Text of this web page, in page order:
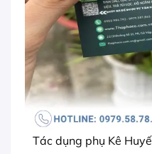
Tác dụng phụ Kê